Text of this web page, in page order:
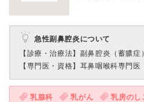
急性副鼻腔炎について
【診療・治療法】 副鼻腔炎（蓄膿症
【専門医・資格】 耳鼻咽喉科専門医
乳腺科 乳がん 乳房のし